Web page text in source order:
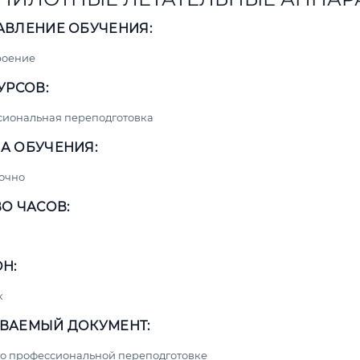
ОБУЧЕНИЯ:
переподготовка
ОБУЧЕНИЯ:
ЧАСОВ:
ДОКУМЕНТ:
профессиональной переподготовке